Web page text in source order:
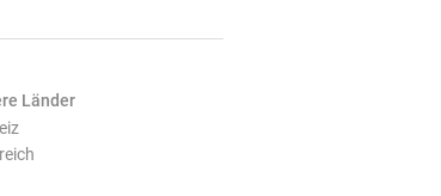
Länder